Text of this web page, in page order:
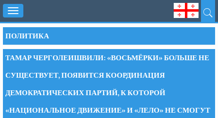
Toggle
navigation
ПОЛИТИКА
ТАМАР ЧЕРГОЛЕИШВИЛИ: «ВОСЬМЁРКИ» БОЛЬШЕ НЕ
СУЩЕСТВУЕТ, ПОЯВИТСЯ КООРДИНАЦИЯ
ДЕМОКРАТИЧЕСКИХ ПАРТИЙ, К КОТОРОЙ
«НАЦИОНАЛЬНОЕ ДВИЖЕНИЕ» И «ЛЕЛО» НЕ СМОГУТ